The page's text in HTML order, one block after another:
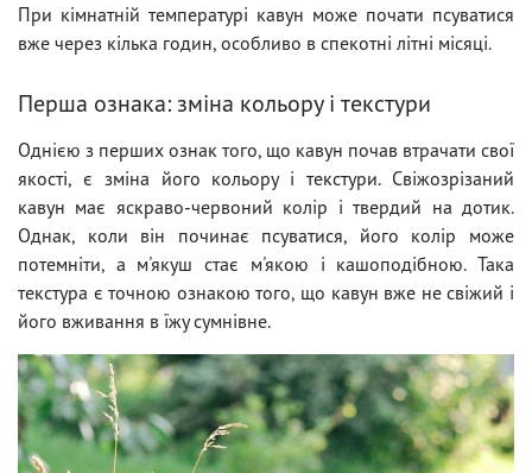
При кімнатній температурі кавун може почати псуватися
вже через кілька годин, особливо в спекотні літні місяці.
Перша ознака: зміна кольору і текстури
Однією з перших ознак того, що кавун почав втрачати свої
якості, є зміна його кольору і текстури. Свіжозрізаний
кавун має яскраво-червоний колір і твердий на дотик.
Однак, коли він починає псуватися, його колір може
потемніти, а м'якуш стає м'якою і кашоподібною. Така
текстура є точною ознакою того, що кавун вже не свіжий і
його вживання в їжу сумнівне.